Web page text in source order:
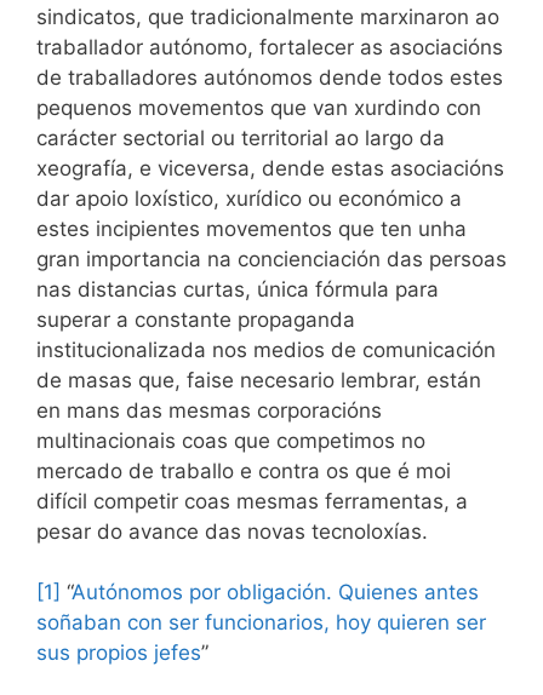
sindicatos, que tradicionalmente marxinaron ao
traballador autónomo, fortalecer as asociacións
de traballadores autónomos dende todos estes
pequenos movementos que van xurdindo con
carácter sectorial ou territorial ao largo da
xeografía, e viceversa, dende estas asociacións
dar apoio loxístico, xurídico ou económico a
estes incipientes movementos que ten unha
gran importancia na concienciación das persoas
nas distancias curtas, única fórmula para
superar a constante propaganda
institucionalizada nos medios de comunicación
de masas que, faise necesario lembrar, están
en mans das mesmas corporacións
multinacionais coas que competimos no
mercado de traballo e contra os que é moi
difícil competir coas mesmas ferramentas, a
pesar do avance das novas tecnoloxías.
[1] “Autónomos por obligación. Quienes antes
soñaban con ser funcionarios, hoy quieren ser
sus propios jefes”